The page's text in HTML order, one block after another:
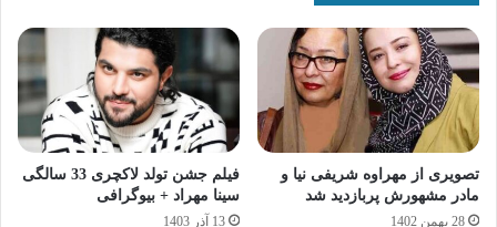
تصویری از مهراوه شریفی‌ نیا و
مادر مشهورش پربازدید شد
28 بهمن 1402
فیلم جشن تولد لاکچری 33 سالگی
سینا مهراد + بیوگرافی
13 آذر 1403